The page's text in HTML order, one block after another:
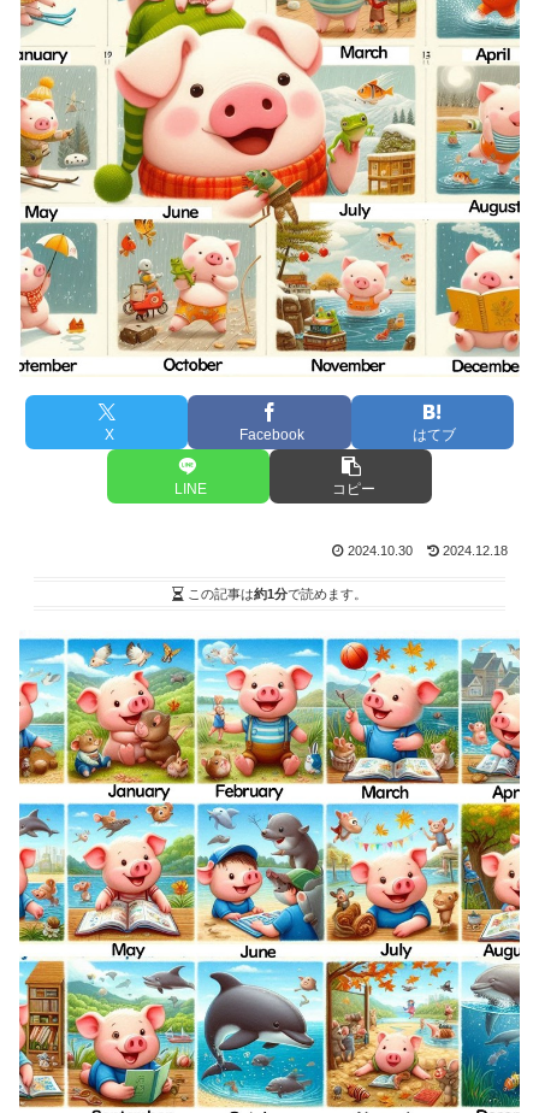
X Facebook はてブ
LINE コピー
2024.10.30 2024.12.18
この記事は約1分で読めます。